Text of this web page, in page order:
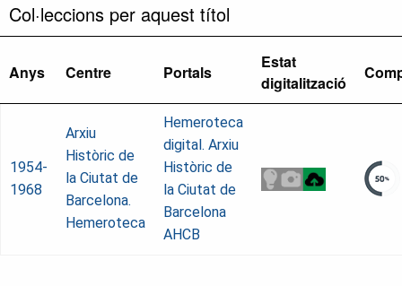
Col·leccions per aquest títol
Anys Centre Portals
Estat
digitalització
1954-
1968
Arxiu
Històric de
la Ciutat de
Barcelona.
Hemeroteca
Hemeroteca
digital. Arxiu
Històric de
la Ciutat de
Barcelona
AHCB